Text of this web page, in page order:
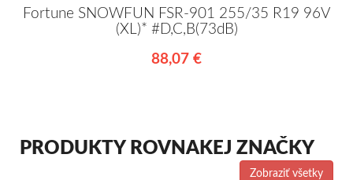
Fortune SNOWFUN FSR-901 255/35 R19 96V
(XL)* #D,C,B(73dB)
88,07 €
PRODUKTY ROVNAKEJ ZNAČKY
Zobraziť všetky